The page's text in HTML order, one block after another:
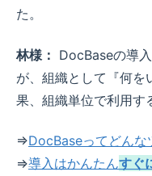
た。
林様： DocBaseの導
が、組織として『何を
果、組織単位で利用す
⇒DocBaseってどんな
⇒導入はかんたんすぐ